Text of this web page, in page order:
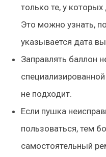
только те, у
Это можно узнать,
указывается дата
Заправлять баллон
не подходит.
Если пушка
пользоваться, тем
самостоятельный